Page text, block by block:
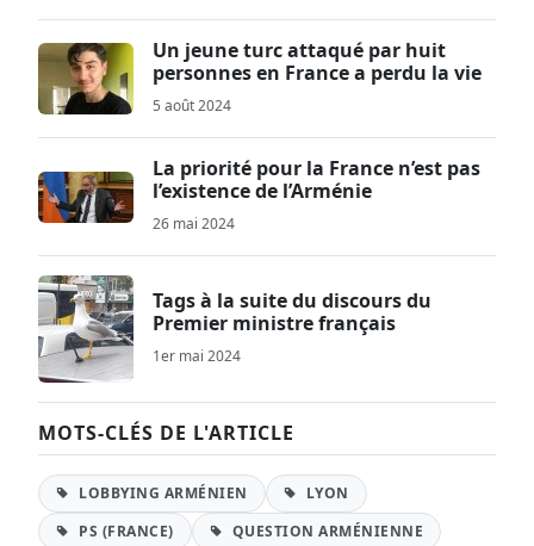
Un jeune turc attaqué par huit
personnes en France a perdu la vie
5 août 2024
La priorité pour la France n’est pas
l’existence de l’Arménie
26 mai 2024
Tags à la suite du discours du
Premier ministre français
1er mai 2024
MOTS-CLÉS DE L'ARTICLE
LOBBYING ARMÉNIEN
LYON
PS (FRANCE)
QUESTION ARMÉNIENNE